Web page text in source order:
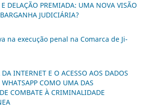
DELAÇÃO PREMIADA: UMA NOVA VISÃO
JUDICIÁRIA?
na execução penal na Comarca de Ji-
INTERNET E O ACESSO AOS DADOS
COMO UMA DAS
COMBATE À CRIMINALIDADE